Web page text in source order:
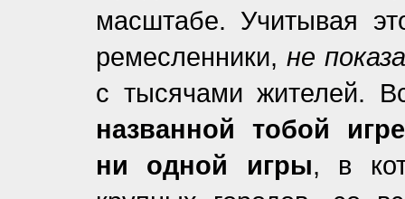
масштабе. Учитывая
ремесленники, не
с тысячами жителей.
названной тобой игре
ни одной игры, в